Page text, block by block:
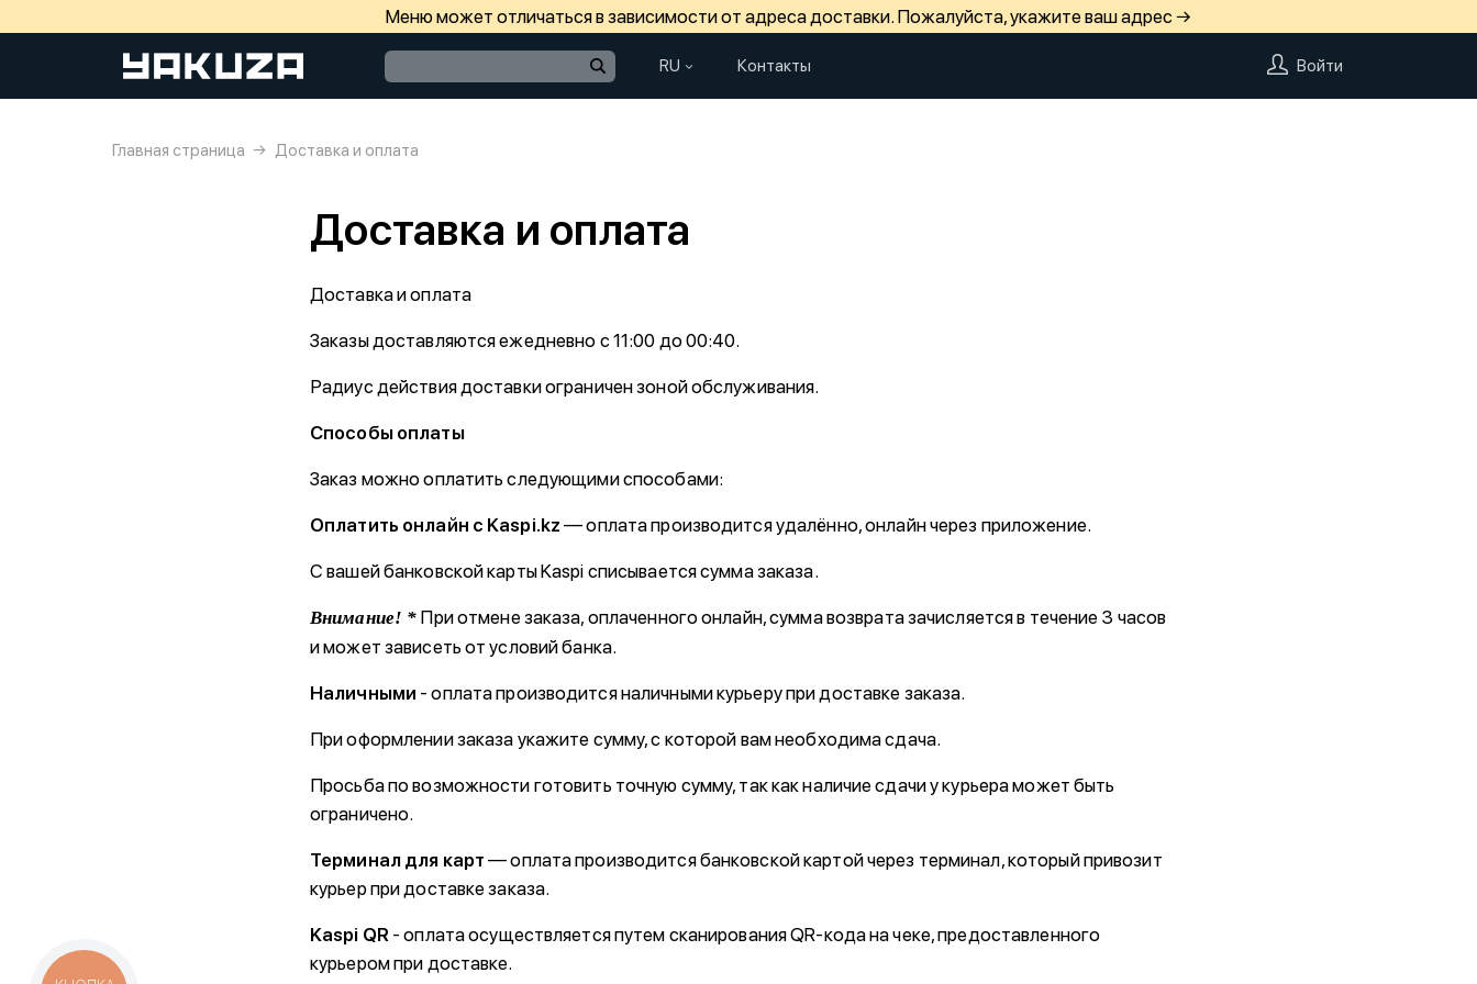
Меню может отличаться в зависимости от адреса доставки. Пожалуйста, укажите ваш адрес →
RU Контакты Войти
Главная страница Доставка и оплата
Доставка и оплата
Доставка и оплата
Заказы доставляются ежедневно с 11:00 до 00:40.
Радиус действия доставки ограничен зоной обслуживания.
Способы оплаты
Заказ можно оплатить следующими способами:
Оплатить онлайн с Kaspi.kz — оплата производится удалённо, онлайн через приложение.
С вашей банковской карты Kaspi списывается сумма заказа.
Внимание! * При отмене заказа, оплаченного онлайн, сумма возврата зачисляется в течение 3 часов
и может зависеть от условий банка.
Наличными - оплата производится наличными курьеру при доставке заказа.
При оформлении заказа укажите сумму, с которой вам необходима сдача.
Просьба по возможности готовить точную сумму, так как наличие сдачи у курьера может быть
ограничено.
Терминал для карт — оплата производится банковской картой через терминал, который привозит
курьер при доставке заказа.
Kaspi QR- оплата осуществляется путем сканирования QR-кода на чеке, предоставленного
курьером при доставке.